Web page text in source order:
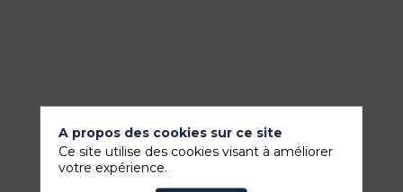
Demander un RDV
A propos des cookies sur ce site
Ce site utilise des cookies visant à améliorer
votre expérience.